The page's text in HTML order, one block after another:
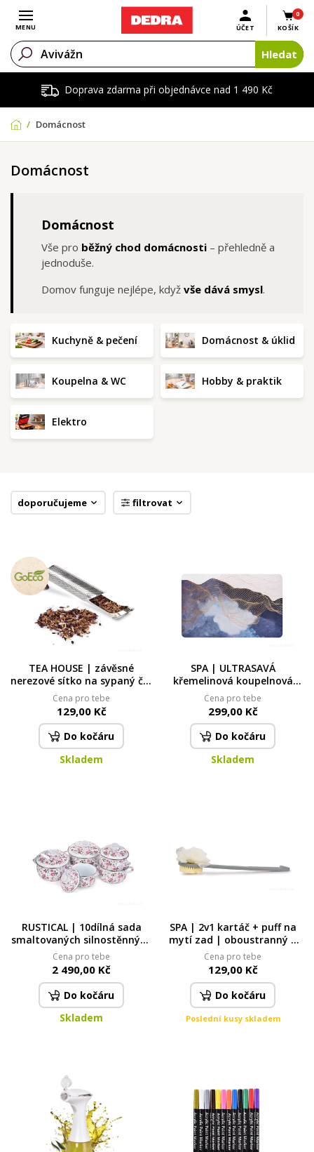
Doprava zdarma při objednávce nad 1 490 Kč
Otevřít menu
MENU
0
KOŠÍK
ÚČET
Hledat
Domácnost
Domácnost
Domácnost
Vše pro běžný chod domácnosti – přehledně a
jednoduše.
Domov funguje nejlépe, když vše dává smysl.
Kuchyně & pečení Domácnost & úklid
Koupelna & WC Hobby & praktik
Elektro
doporučujeme filtrovat
TEA HOUSE | závěsné
nerezové sítko na sypaný čaj
| délka 14 cm
Cena pro tebe
129,00 Kč
Do kočáru
Skladem
SPA | ULTRASAVÁ
křemelinová koupelnová
předložka | rychleschnoucí &
protiskluzová | 50 × 80 cm |
modro-šedý mramor
Cena pro tebe
299,00 Kč
Do kočáru
Skladem
RUSTICAL | 10dílná sada
smaltovaných silnostěnných
hrnců s poklicemi květinový
motiv
Cena pro tebe
2 490,00 Kč
Do kočáru
Skladem
SPA | 2v1 kartáč + puff na
mytí zad | oboustranný |
dlouhá rukojeť 37 cm | šedý
Cena pro tebe
129,00 Kč
Do kočáru
Poslední kusy skladem